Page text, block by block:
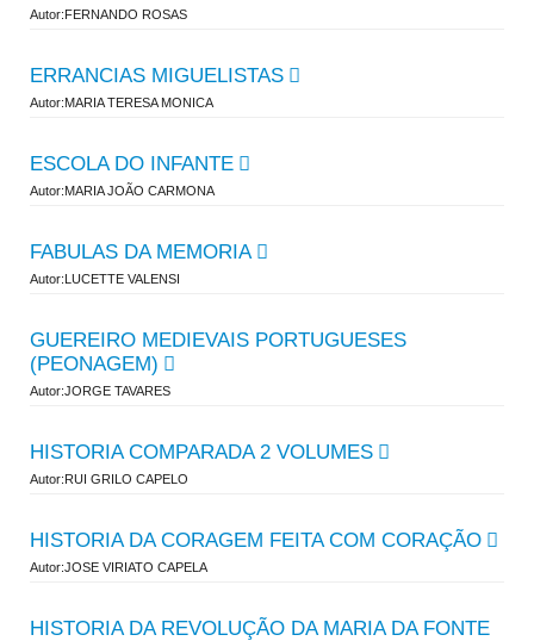
Autor:FERNANDO ROSAS
ERRANCIAS MIGUELISTAS
Autor:MARIA TERESA MONICA
ESCOLA DO INFANTE
Autor:MARIA JOÃO CARMONA
FABULAS DA MEMORIA
Autor:LUCETTE VALENSI
GUEREIRO MEDIEVAIS PORTUGUESES
(PEONAGEM)
Autor:JORGE TAVARES
HISTORIA COMPARADA 2 VOLUMES
Autor:RUI GRILO CAPELO
HISTORIA DA CORAGEM FEITA COM CORAÇÃO
Autor:JOSE VIRIATO CAPELA
HISTORIA DA REVOLUÇÃO DA MARIA DA FONTE